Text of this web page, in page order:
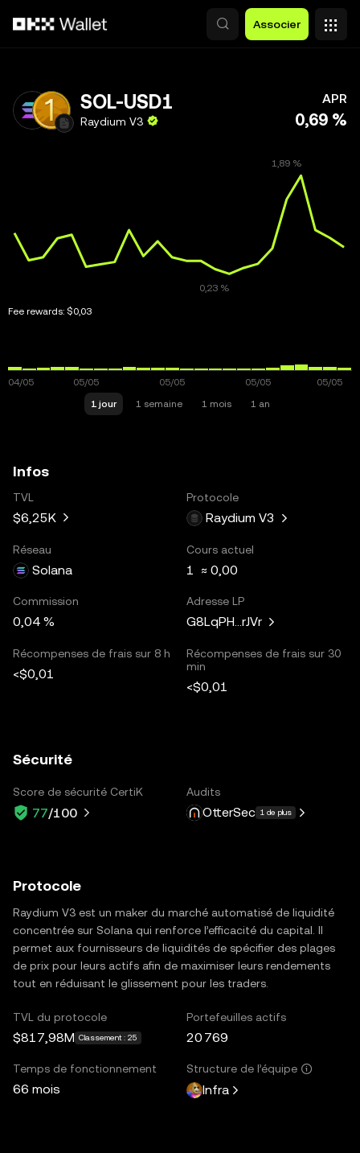
Associer
SOL-USD1
Raydium V3
APR
0,69 %
Fee rewards: $0,03
1 jour 1 semaine 1 mois 1 an
Infos
TVL
$6,25K
Protocole
Raydium V3
Réseau
Solana
Cours actuel
1 ≈ 0,00
Commission
0,04 %
Adresse LP
G8LqPH...rJVr
Récompenses de frais sur 8 h
<$0,01
Récompenses de frais sur 30
min
<$0,01
Sécurité
Score de sécurité CertiK
77/100
Audits
OtterSec 1 de plus
Protocole
Raydium V3 est un maker du marché automatisé de liquidité
concentrée sur Solana qui renforce l’efficacité du capital. Il
permet aux fournisseurs de liquidités de spécifier des plages
de prix pour leurs actifs afin de maximiser leurs rendements
tout en réduisant le glissement pour les traders.
TVL du protocole
$817,98M Classement : 25
Portefeuilles actifs
20 769
Temps de fonctionnement
66 mois
Structure de l’équipe
Infra